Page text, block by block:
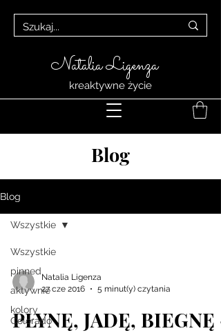
Natalia Ligenza
kreaktywne życie
Blog
Blog
Wszystkie
pinned
aktywnie
kolory
Colorado
Wszystkie
Natalia Ligenza
27 cze 2016
5 minut(y) czytania
PŁYNĘ, JADĘ, BIEGNĘ –